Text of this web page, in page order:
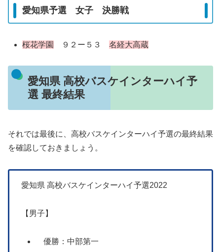
愛知県予選 女子 決勝戦
桜花学園 ９２ー５３名経大高蔵
愛知県 高校バスケインターハイ予
選 最終結果
それでは最後に、高校バスケインターハイ予選の最終結果
を確認しておきましょう。
愛知県 高校バスケインターハイ予選2022
【男子】
優勝：中部第一